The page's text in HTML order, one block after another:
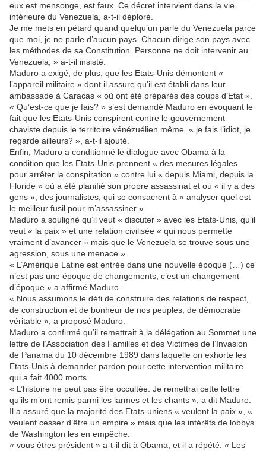
eux est mensonge, est faux. Ce décret intervient dans la vie
intérieure du Venezuela, a-t-il déploré.
Je me mets en pétard quand quelqu’un parle du Venezuela parce
que moi, je ne parle d’aucun pays. Chacun dirige son pays avec
les méthodes de sa Constitution. Personne ne doit intervenir au
Venezuela, » a-t-il insisté.
Maduro a exigé, de plus, que les Etats-Unis démontent «
l’appareil militaire » dont il assure qu’il est établi dans leur
ambassade à Caracas « où ont été préparés des coups d’Etat ».
« Qu’est-ce que je fais? » s’est demandé Maduro en évoquant le
fait que les Etats-Unis conspirent contre le gouvernement
chaviste depuis le territoire vénézuélien même. « je fais l’idiot, je
regarde ailleurs? », a-t-il ajouté.
Enfin, Maduro a conditionné le dialogue avec Obama à la
condition que les Etats-Unis prennent « des mesures légales
pour arrêter la conspiration » contre lui « depuis Miami, depuis la
Floride » où a été planifié son propre assassinat et où « il y a des
gens », des journalistes, qui se consacrent à « analyser quel est
le meilleur fusil pour m’assassiner ».
Maduro a souligné qu’il veut « discuter » avec les Etats-Unis, qu’il
veut « la paix » et une relation civilisée « qui nous permette
vraiment d’avancer » mais que le Venezuela se trouve sous une
agression, sous une menace ».
« L’Amérique Latine est entrée dans une nouvelle époque (…) ce
n’est pas une époque de changements, c’est un changement
d’époque » a affirmé Maduro.
« Nous assumons le défi de construire des relations de respect,
de construction et de bonheur de nos peuples, de démocratie
véritable », a proposé Maduro.
Maduro a confirmé qu’il remettrait à la délégation au Sommet une
lettre de l’Association des Familles et des Victimes de l’Invasion
de Panama du 10 décembre 1989 dans laquelle on exhorte les
Etats-Unis à demander pardon pour cette intervention militaire
qui a fait 4000 morts.
« L’histoire ne peut pas être occultée. Je remettrai cette lettre
qu’ils m’ont remis parmi les larmes et les chants », a dit Maduro.
Il a assuré que la majorité des Etats-uniens « veulent la paix », «
veulent cesser d’être un empire » mais que les intérêts de lobbys
de Washington les en empêche.
« vous êtres président » a-t-il dit à Obama, et il a répété: « Les